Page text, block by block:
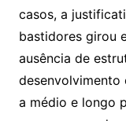
casos, a
bastidores girou
ausência de
a médio e longo